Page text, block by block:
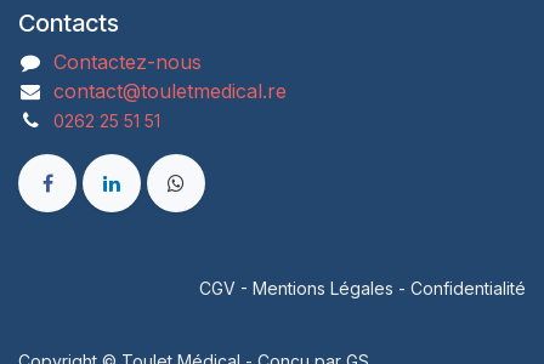
Contacts
Contactez-nous
contact@touletmedical.re
0262 25 51 51
CGV - Mentions Légales - Confidentialité